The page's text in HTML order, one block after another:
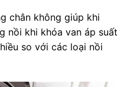
chân không giúp khi
nồi khi khóa van áp suất
so với các loại nồi